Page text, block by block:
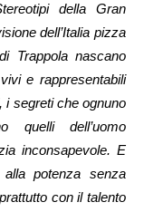
della Gran
dell’Italia pizza
Trappola nascano
e rappresentabili
i segreti che ognuno
dell’uomo
inconsapevole. E
potenza senza
con il talento